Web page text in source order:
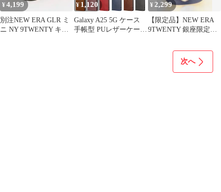
¥4,199
別注NEW ERA GLR ミ
ニ NY 9TWENTY キャ
¥ 1,120
Galaxy A25 5G ケース
手帳型 PUレザーケース
¥ 2,299
【限定品】NEW ERA
9TWENTY 銀座限定モ
次へ